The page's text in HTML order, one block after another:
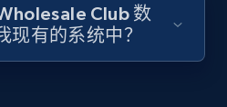
Club 数
现有的系统中？